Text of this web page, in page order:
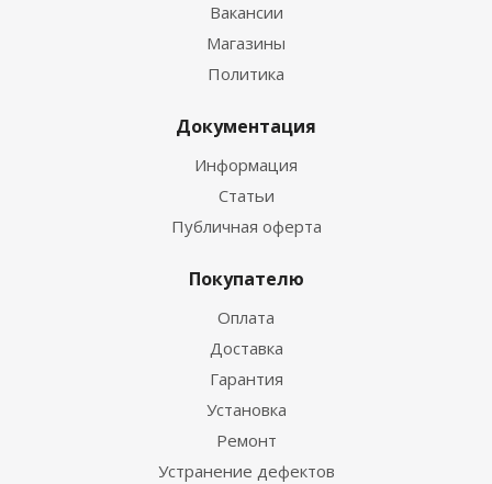
Вакансии
Магазины
Политика
Документация
Информация
Статьи
Публичная оферта
Покупателю
Оплата
Доставка
Гарантия
Установка
Ремонт
Устранение дефектов